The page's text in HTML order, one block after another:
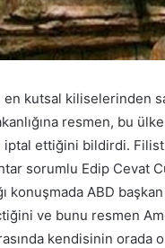
en kutsal kiliselerinden
resmen, bu
iptal ettiğini bildirdi.
sorumlu Edip Cevat
konuşmada ABD
ve bunu resmen
kendisinin orada